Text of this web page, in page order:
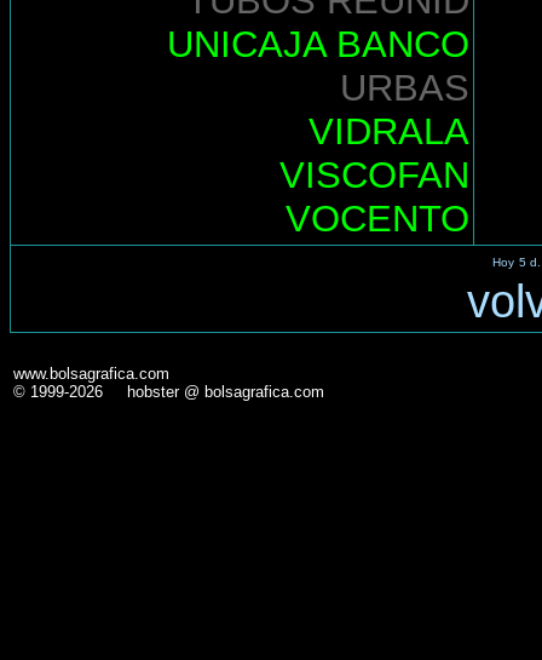
UNICAJA BANCO
URBAS
VIDRALA
VISCOFAN
VOCENTO
Hoy 5 d.
www.bolsagrafica.com
© 1999-2026 hobster @ bolsagrafica.com